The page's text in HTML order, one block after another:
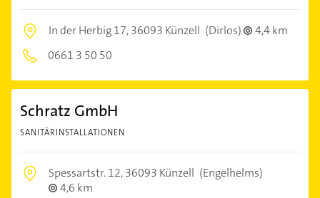
In der Herbig 17,36093 Künzell (Dirlos)
4,4 km
0661 3 50 50
Schratz GmbH
SANITÄRINSTALLATIONEN
Spessartstr. 12,36093 Künzell (Engelhelms)
4,6 km